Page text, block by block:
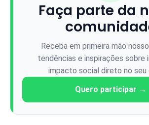
Faça parte da
Receba em primeira mão
tendências e inspirações sobre
impacto social direto no seu
Quero participar →